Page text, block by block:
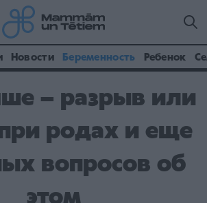
Новости Беременность Ребенок
– разрыв или
родах и еще
вопросов об
этом